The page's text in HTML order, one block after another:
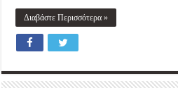
Διαβάστε Περισσότερα »